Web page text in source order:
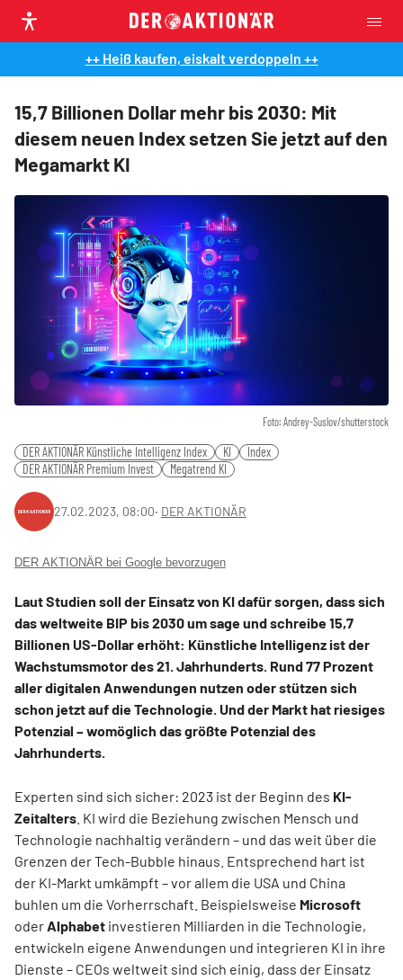
++ Heiß kaufen, eiskalt verdoppeln ++
15,7 Billionen Dollar mehr bis 2030: Mit
diesem neuen Index setzen Sie jetzt auf den
Megamarkt KI
Foto: Andrey-Suslov/shutterstock
DER AKTIONÄR Künstliche Intelligenz Index KI
Index
DER AKTIONÄR Premium Invest
Megatrend KI
27.02.2023, 08:00‧ DER AKTIONÄR
DER AKTIONÄR bei Google bevorzugen
Laut Studien soll der Einsatz von KI dafür sorgen, dass sich
das weltweite BIP bis 2030 um sage und schreibe 15,7
Billionen US-Dollar erhöht: Künstliche Intelligenz ist der
Wachstumsmotor des 21. Jahrhunderts. Rund 77 Prozent
aller digitalen Anwendungen nutzen oder stützen sich
schon jetzt auf die Technologie. Und der Markt hat riesiges
Potenzial – womöglich das größte Potenzial des
Jahrhunderts.
Experten sind sich sicher: 2023 ist der Beginn des KI-
Zeitalters . KI wird die Beziehung zwischen Mensch und
Technologie nachhaltig verändern – und das weit über die
Grenzen der Tech-Bubble hinaus. Entsprechend hart ist
der KI-Markt umkämpft – vor allem die USA und China
buhlen um die Vorherrschaft. Beispielsweise Microsoft
oderAlphabet investieren Milliarden in die Technologie,
entwickeln eigene Anwendungen und integrieren KI in ihre
Dienste – CEOs weltweit sind sich einig, dass der Einsatz